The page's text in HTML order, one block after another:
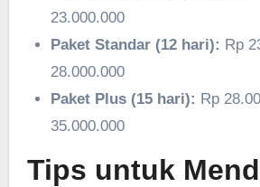
23.000.000
Paket Standar (12 hari): Rp
28.000.000
Paket Plus (15 hari): Rp
35.000.000
Tips untuk